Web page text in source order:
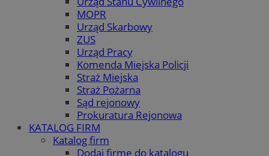
MOPR
Urząd Skarbowy
ZUS
Urząd Pracy
Komenda Miejska Policji
Straż Miejska
Straż Pożarna
Sąd rejonowy
Prokuratura Rejonowa
KATALOG FIRM
Katalog firm
Dodaj firmę do katalogu